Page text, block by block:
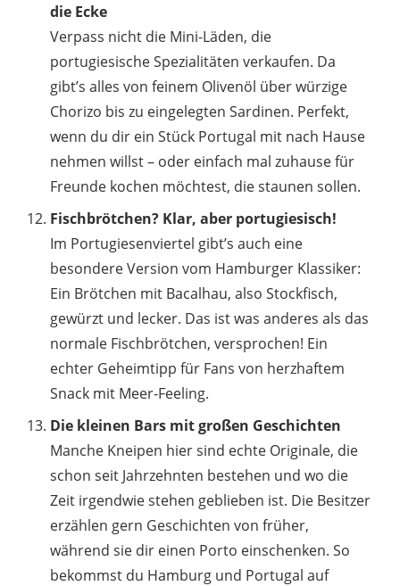
die Ecke
Verpass nicht die Mini-Läden, die
portugiesische Spezialitäten verkaufen. Da
gibt’s alles von feinem Olivenöl über würzige
Chorizo bis zu eingelegten Sardinen. Perfekt,
wenn du dir ein Stück Portugal mit nach Hause
nehmen willst – oder einfach mal zuhause für
Freunde kochen möchtest, die staunen sollen.
Fischbrötchen? Klar, aber portugiesisch!
Im Portugiesenviertel gibt’s auch eine
besondere Version vom Hamburger Klassiker:
Ein Brötchen mit Bacalhau, also Stockfisch,
gewürzt und lecker. Das ist was anderes als das
normale Fischbrötchen, versprochen! Ein
echter Geheimtipp für Fans von herzhaftem
Snack mit Meer-Feeling.
Die kleinen Bars mit großen Geschichten
Manche Kneipen hier sind echte Originale, die
schon seit Jahrzehnten bestehen und wo die
Zeit irgendwie stehen geblieben ist. Die Besitzer
erzählen gern Geschichten von früher,
während sie dir einen Porto einschenken. So
bekommst du Hamburg und Portugal auf